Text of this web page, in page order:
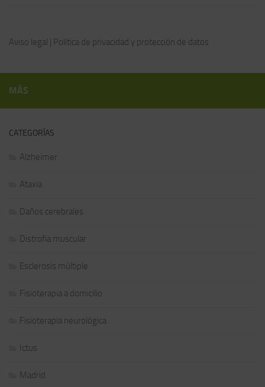
Aviso legal | Política de privacidad y protección de datos
MÁS
CATEGORÍAS
Alzheimer
Ataxia
Daños cerebrales
Distrofia muscular
Esclerosis múltiple
Fisioterapia a domicilio
Fisioterapia neurológica
Ictus
Madrid